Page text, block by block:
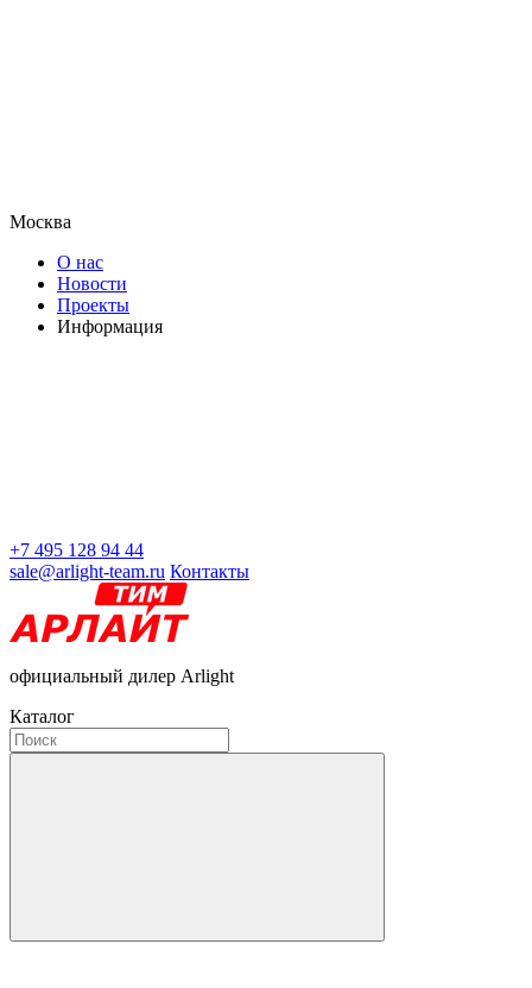
Москва
О нас
Новости
Проекты
Информация
+7 495 128 94 44
sale@arlight-team.ru Контакты
официальный дилер Arlight
Каталог